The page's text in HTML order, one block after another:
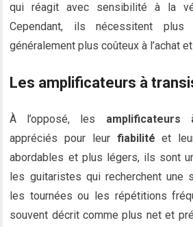
qui réagit avec sensibilité à la
Cependant, ils nécessitent plus
généralement plus coûteux à l’achat et
Les amplificateurs à
À l’opposé, les amplificateurs
appréciés pour leur fiabilité et
abordables et plus légers, ils sont
les guitaristes qui recherchent une
les tournées ou les répétitions
souvent décrit comme plus net et